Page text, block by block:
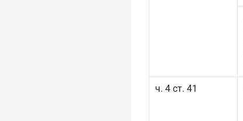
ч. 4 ст. 41